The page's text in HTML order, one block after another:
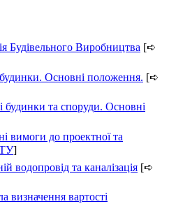
Будівельного Виробництва [➪
Основні положення. [➪
та споруди. Основні
до проектної та
]
водопровід та каналізація [➪
вартості